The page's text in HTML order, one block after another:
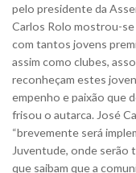
pelo presidente da
Carlos Rolo mostrou-
com tantos jovens
assim como clubes,
reconheçam estes
empenho e paixão que
frisou o autarca. José
“brevemente será
Juventude, onde serão
que saibam que a